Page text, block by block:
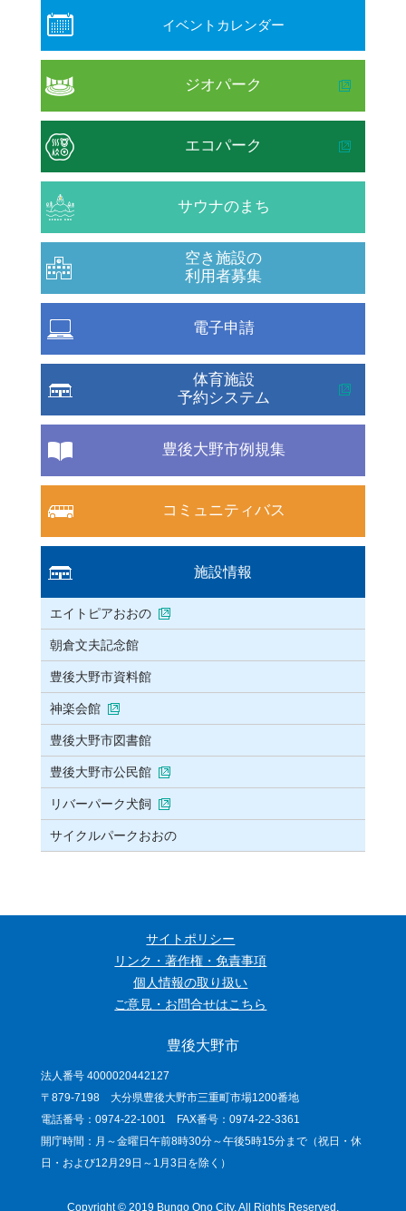
イベントカレンダー
ジオパーク
エコパーク
サウナのまち
空き施設の
利用者募集
電子申請
体育施設
予約システム
豊後大野市例規集
コミュニティバス
施設情報
エイトピアおおの
朝倉文夫記念館
豊後大野市資料館
神楽会館
豊後大野市図書館
豊後大野市公民館
リバーパーク犬飼
サイクルパークおおの
サイトポリシー
リンク・著作権・免責事項
個人情報の取り扱い
ご意見・お問合せはこちら
豊後大野市
法人番号 4000020442127
〒879-7198 大分県豊後大野市三重町市場1200番地
電話番号：0974-22-1001 FAX番号：0974-22-3361
開庁時間：月～金曜日午前8時30分～午後5時15分まで（祝日・休
日・および12月29日～1月3日を除く）
Copyright © 2019 Bungo Ono City. All Rights Reserved.